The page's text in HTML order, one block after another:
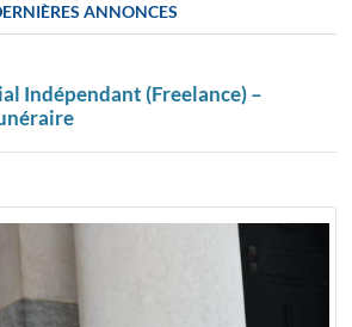
ANNONCES
Indépendant (Freelance) –